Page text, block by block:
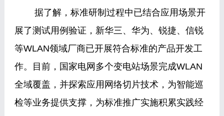
据了解，标准研制过程中已结合应用场景开
展了测试用例验证，新华三、华为、锐捷、信锐
等WLAN领域厂商已开展符合标准的产品开发工
作。目前，国家电网多个变电站场景完成WLAN
全域覆盖，并探索应用网络切片技术，为智能巡
检等业务提供支撑，为标准推广实施积累实践经